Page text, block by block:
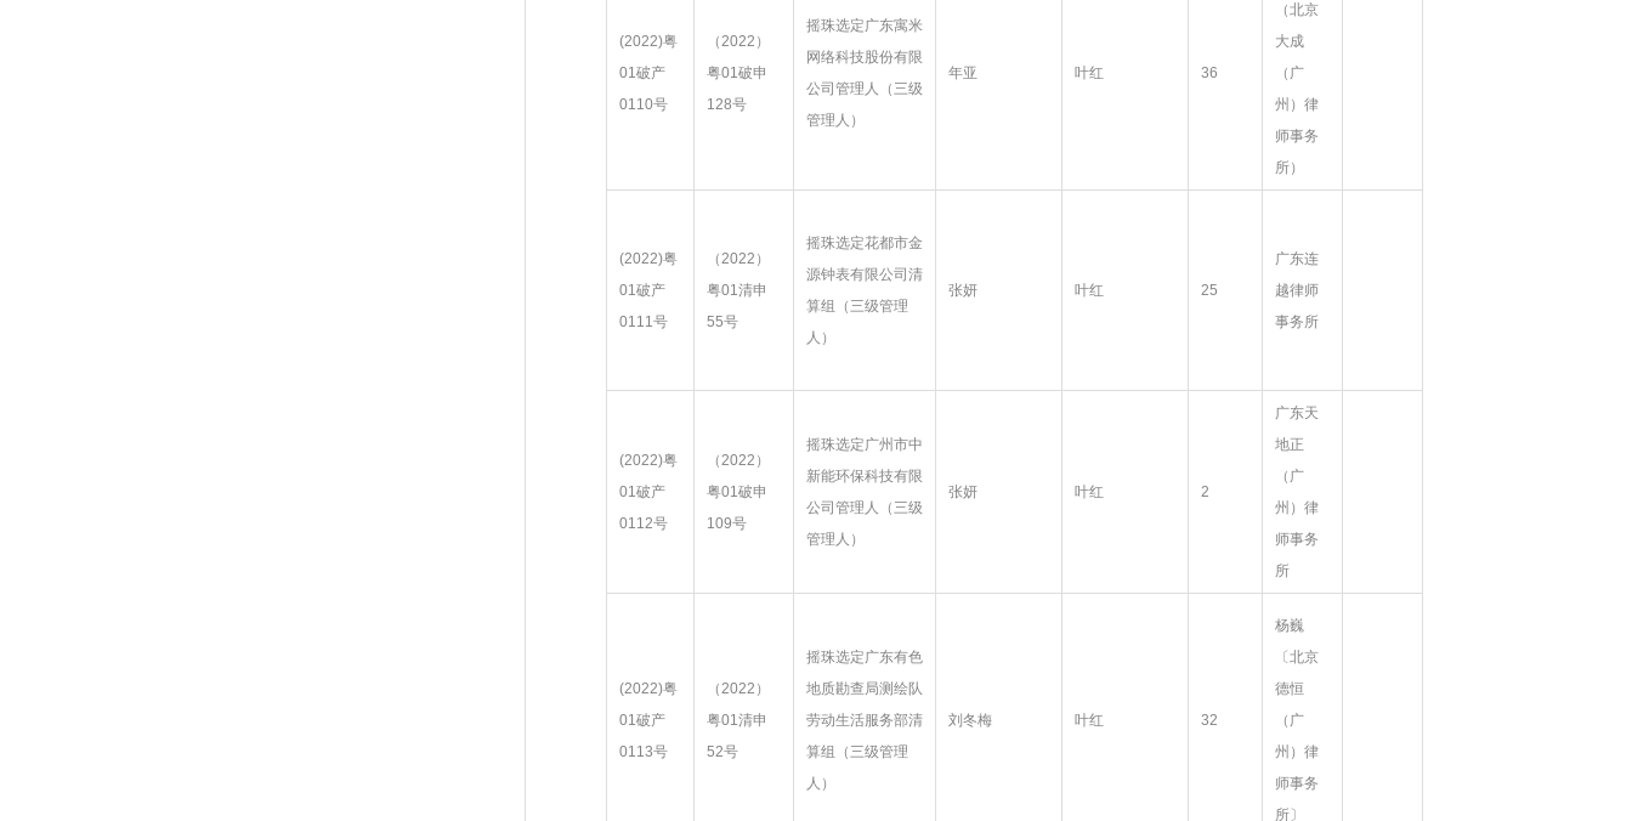
(2022)粤
01破产
0110号
（2022）
粤01破申
128号
摇珠选定广东寓米
网络科技股份有限
公司管理人（三级
管理人）
年亚 叶红 36
（北京
大成
（广
州）律
师事务
所）
(2022)粤
01破产
0111号
（2022）
粤01清申
55号
摇珠选定花都市金
源钟表有限公司清
算组（三级管理
人）
张妍 叶红 25
广东连
越律师
事务所
(2022)粤
01破产
0112号
（2022）
粤01破申
109号
摇珠选定广州市中
新能环保科技有限
公司管理人（三级
管理人）
张妍 叶红 2
广东天
地正
（广
州）律
师事务
所
(2022)粤
01破产
0113号
（2022）
粤01清申
52号
摇珠选定广东有色
地质勘查局测绘队
劳动生活服务部清
算组（三级管理
人）
刘冬梅 叶红 32
杨巍
〔北京
德恒
（广
州）律
师事务
所〕